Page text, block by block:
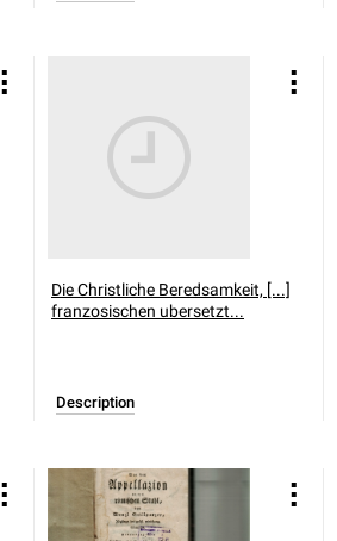
Die Christliche Beredsamkeit, [...]
franzosischen ubersetzt...
Description